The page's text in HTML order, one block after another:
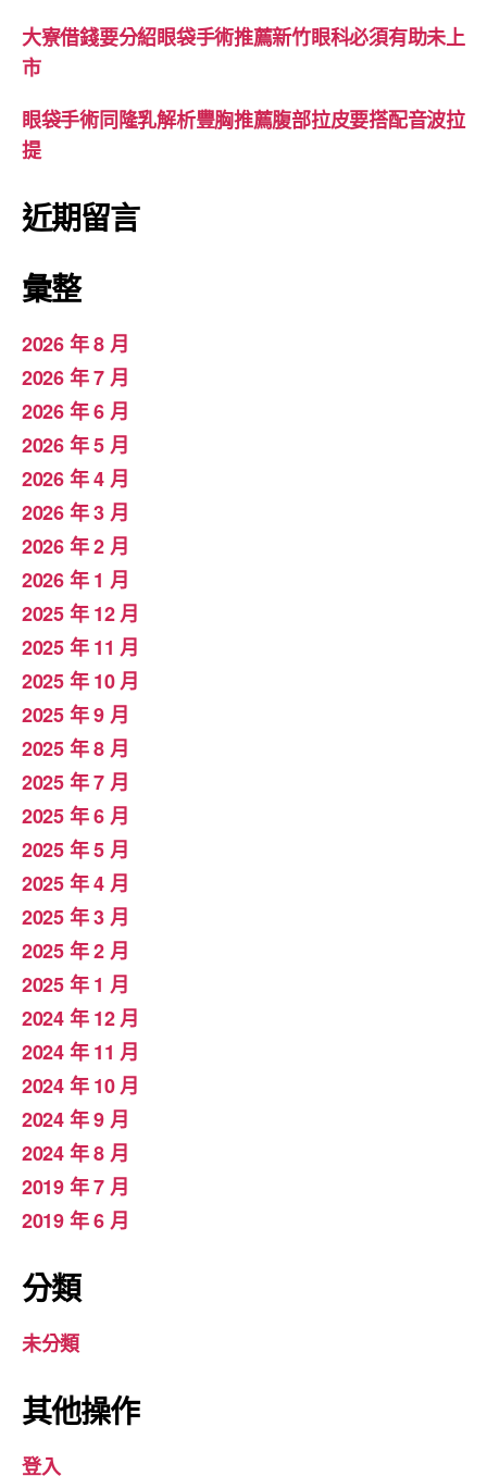
大寮借錢要分紹眼袋手術推薦新竹眼科必須有助未上
市
眼袋手術同隆乳解析豐胸推薦腹部拉皮要搭配音波拉
提
近期留言
彙整
2026 年 8 月
2026 年 7 月
2026 年 6 月
2026 年 5 月
2026 年 4 月
2026 年 3 月
2026 年 2 月
2026 年 1 月
2025 年 12 月
2025 年 11 月
2025 年 10 月
2025 年 9 月
2025 年 8 月
2025 年 7 月
2025 年 6 月
2025 年 5 月
2025 年 4 月
2025 年 3 月
2025 年 2 月
2025 年 1 月
2024 年 12 月
2024 年 11 月
2024 年 10 月
2024 年 9 月
2024 年 8 月
2019 年 7 月
2019 年 6 月
分類
未分類
其他操作
登入